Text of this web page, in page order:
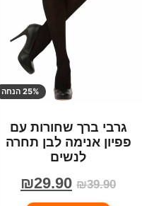
25% הנחה
גרבי ברך שחורות עם
פפיון אנימה לבן תחרה
לנשים
₪39.90
₪29.90